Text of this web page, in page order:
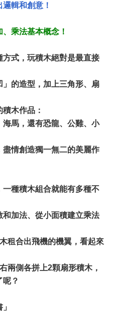
輯和創意！
乘法基本概念！
式，玩積木絕對是最直接
的造型，加上三角形、扇
木作品：
馬，還有恐龍、公雞、小
情創造獨一無二的美麗作
種積木組合就能有多種不
加法、從小面積建立乘法
租合出飛機的機翼，看起來
兩側各拼上2顆扇形積木，
呢？